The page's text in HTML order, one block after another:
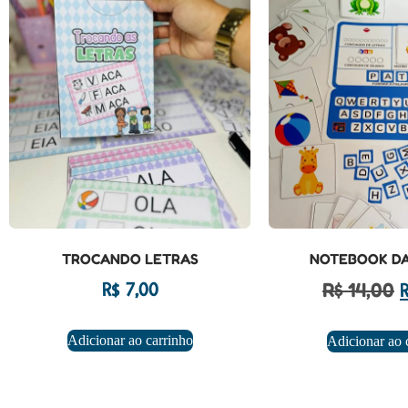
TROCANDO LETRAS
R$7,00
Adicionar ao carrinho
NOTEBOOK
R$14,00
Adicionar ao